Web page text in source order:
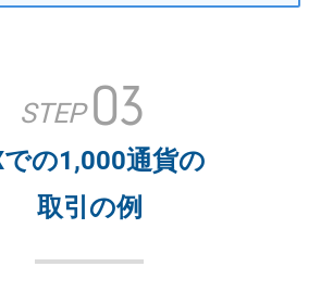
STEP 03
での1,000通貨の
取引の例